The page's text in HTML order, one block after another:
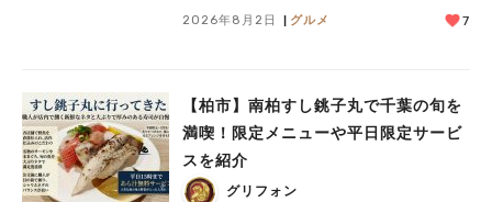
2026年8月2日 グルメ 7
【柏市】南柏すし銚子丸で千葉の旬を
満喫！限定メニューや平日限定サービ
スを紹介
グリフォン